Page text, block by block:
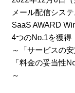
メール配信シス
SaaS AWARD
4つのNo.1を獲得
～「サービスの
「料金の妥当性
～